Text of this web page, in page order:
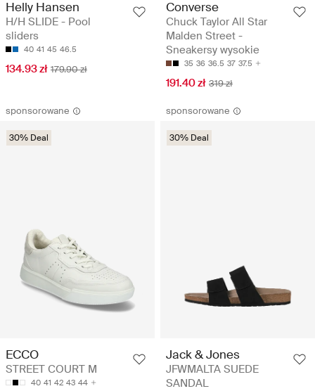
Helly Hansen
H/H SLIDE - Pool
sliders
40 41 45 46.5
134.93 zł 179.90 zł
Converse
Chuck Taylor All Star
Malden Street -
Sneakersy wysokie
35 36 36.5 37 37.5
191.40 zł 319 zł
sponsorowane
30% Deal
ECCO
STREET COURT M
40 41 42 43 44
sponsorowane
30% Deal
Jack & Jones
JFWMALTA SUEDE
SANDAL